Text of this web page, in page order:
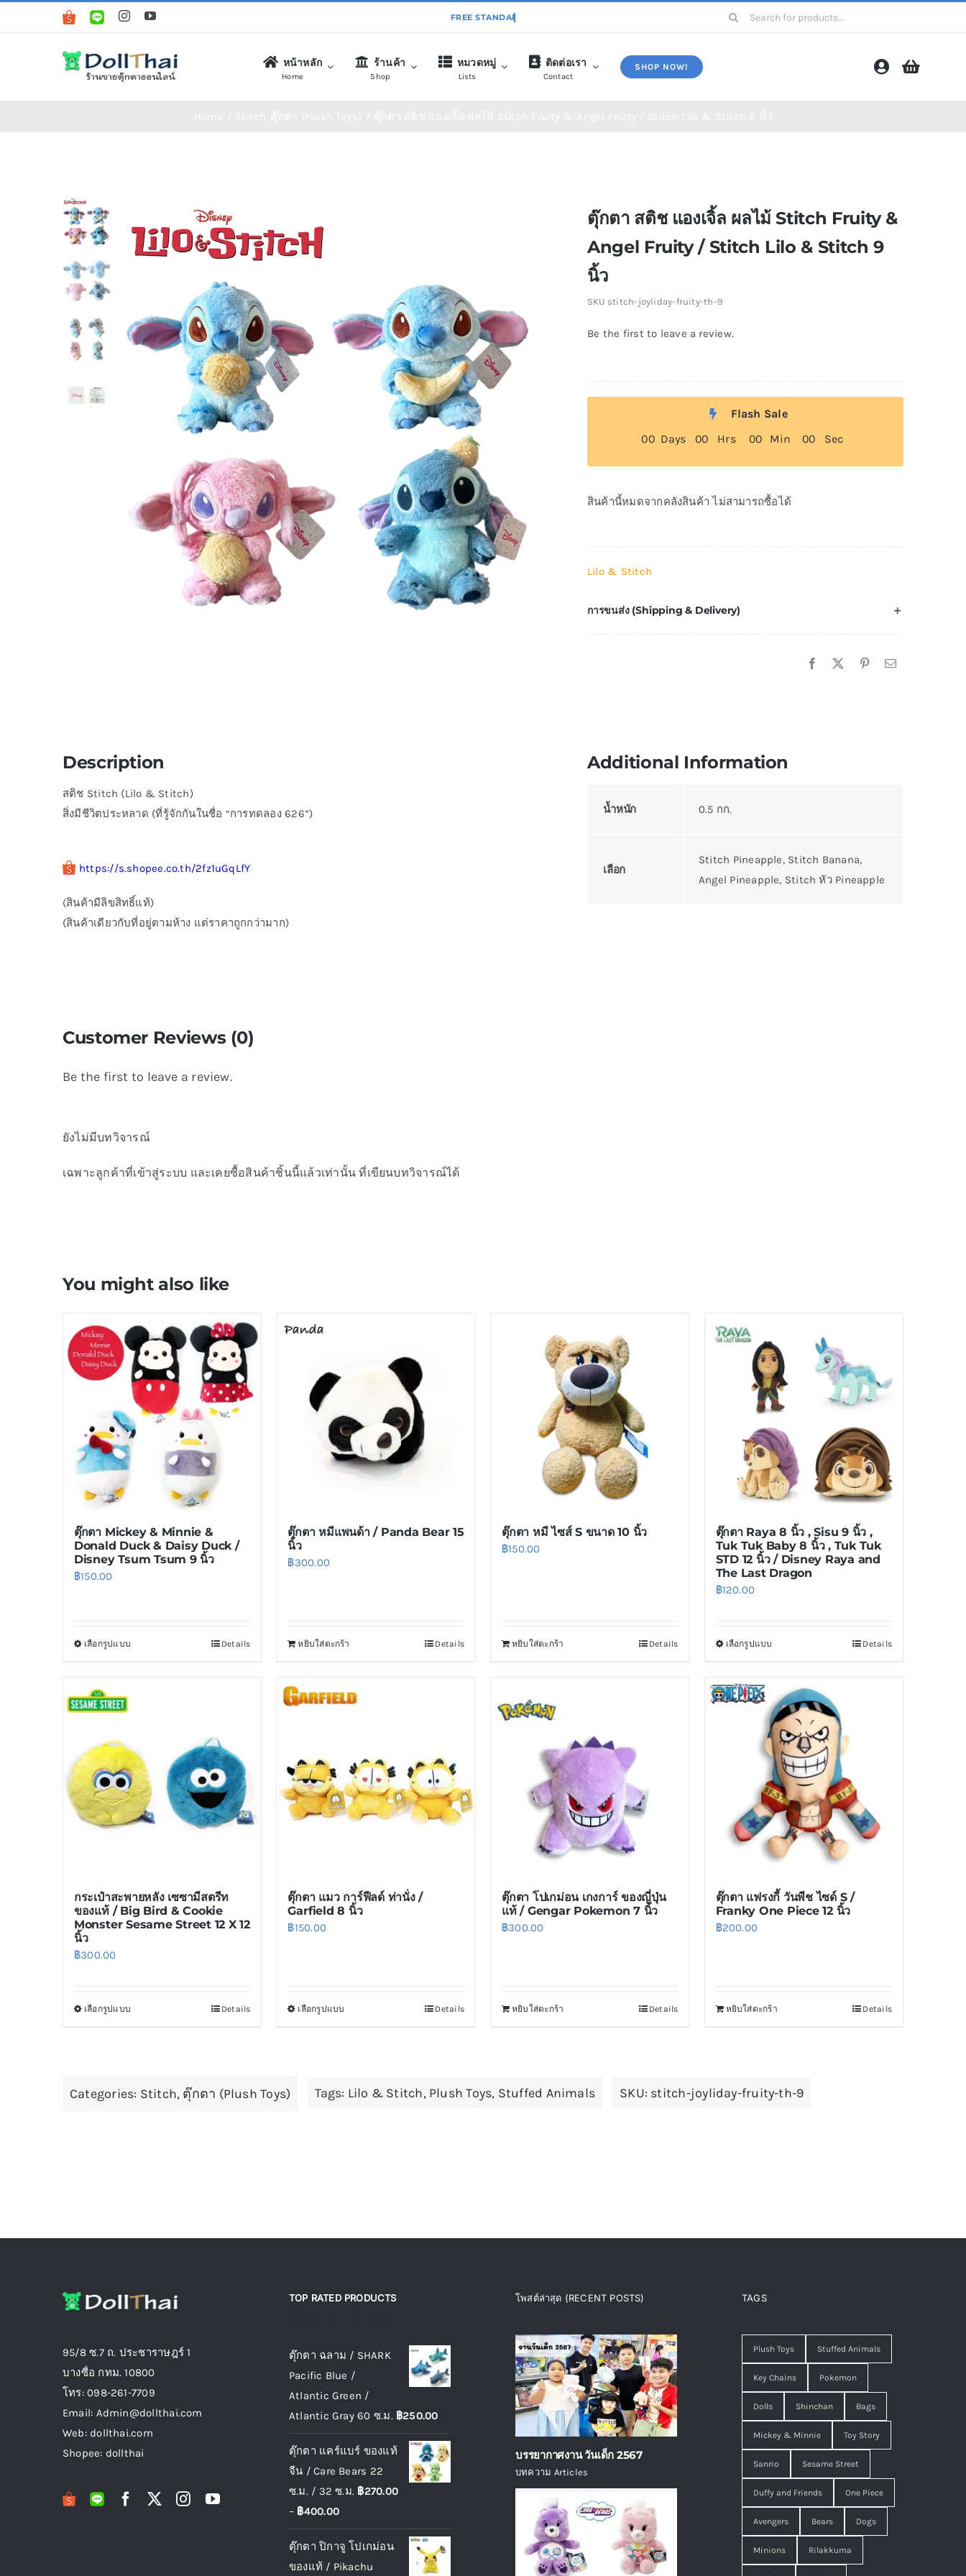
Search
หน้าหลัก
Home
ร้านค้า
Shop
หมวดหมู่
Lists
ติดต่อเรา
Contact
SHOP NOW!
ตุ๊กตา สติช แองเจิ้ล ผลไม้ Stitch Fruity &
Angel Fruity / Stitch Lilo & Stitch 9
นิ้ว
SKU stitch-joyliday-fruity-th-9
Be the first to leave a review.
Flash Sale
00 Days 00 Hrs 00 Min 00 Sec
สินค้านี้หมดจากคลังสินค้า ไม่สามารถซื้อได้
Lilo & Stitch
การขนส่ง (Shipping & Delivery)
Description
สติช Stitch (Lilo & Stitch)
สิ่งมีชีวิตประหลาด (ที่รู้จักกันในชื่อ “การทดลอง 626”)
https://s.shopee.co.th/2fz1uGqLfY
(สินค้ามีลิขสิทธิ์แท้)
(สินค้าเดียวกับที่อยู่ตามห้าง แต่ราคาถูกกว่ามาก)
Additional Information
น้ำหนัก 0.5 กก.
เลือก
Stitch Pineapple, Stitch Banana,
Angel Pineapple, Stitch หัว Pineapple
Customer Reviews (0)
Be the first to leave a review.
ยังไม่มีบทวิจารณ์
เฉพาะลูกค้าที่เข้าสู่ระบบ และเคยซื้อสินค้าชิ้นนี้แล้วเท่านั้น ที่เขียนบทวิจารณ์ได้
You might also like
ตุ๊กตา Mickey & Minnie &
Donald Duck & Daisy Duck /
Disney Tsum Tsum 9 นิ้ว
฿150.00
เลือกรูปแบบThis
The
options
may
be
chosen
product
page
Details
ตุ๊กตา หมีแพนด้า / Panda Bear 15
นิ้ว
฿300.00
หยิบใส่ตะกร้า Details
ตุ๊กตา หมี ไซส์ S ขนาด 10 นิ้ว
฿150.00
หยิบใส่ตะกร้า Details
ตุ๊กตา Raya 8 นิ้ว , Sisu 9 นิ้ว ,
Tuk Tuk Baby 8 นิ้ว , Tuk Tuk
STD 12 นิ้ว / Disney Raya and
The Last Dragon
฿120.00
เลือกรูปแบบ
multiple
variants.
The
options
may
be
chosen
on
product
page
Details
กระเป๋าสะพายหลัง เซซามีสตรีท
ของแท้ / Big Bird & Cookie
Monster Sesame Street 12 X 12
นิ้ว
฿300.00
เลือกรูปแบบThis
variants.
Details
ตุ๊กตา แมว การ์ฟีลด์ ท่านั่ง /
Garfield 8 นิ้ว
฿150.00
เลือกรูปแบบ
variants.
Details
ตุ๊กตา โปเกม่อน เกงการ์ ของญี่ปุ่น
แท้ / Gengar Pokemon 7 นิ้ว
฿300.00
หยิบใส่ตะกร้า Details
ตุ๊กตา แฟรงกี้ วันพีช ไซด์ S /
Franky One Piece 12 นิ้ว
฿200.00
หยิบใส่ตะกร้า Details
Categories: Stitch, ตุ๊กตา (Plush Toys) Tags: Lilo & Stitch, Plush Toys, Stuffed Animals SKU: stitch-joyliday-fruity-th-9
95/8 ซ.7 ถ. ประชาราษฎร์ 1
บางซื่อ กทม. 10800
โทร: 098-261-7709
Email: Admin@dollthai.com
Web: dollthai.com
Shopee: dollthai
TOP RATED PRODUCTS
ตุ๊กตา ฉลาม / SHARK
Pacific Blue /
Atlantic Green /
Atlantic Gray 60 ซ.ม. ฿250.00
ตุ๊กตา แคร์แบร์ ของแท้
จีน / Care Bears 22
ซ.ม. / 32 ซ.ม. ฿270.00
– ฿400.00Price
range:
฿270.00
through
ตุ๊กตา ปิกาจู โปเกม่อน
ของแท้ / Pikachu
โพสต์ล่าสุด (RECENT POSTS)
บรรยากาศงาน วันเด็ก 2567
บทความ Articles
TAGS
Plush Toys Stuffed Animals
Key Chains Pokemon
Dolls Shinchan Bags
Mickey & Minnie Toy Story
Sanrio Sesame Street
Duffy and Friends One Piece
Avengers Bears Dogs
Minions Rilakkuma